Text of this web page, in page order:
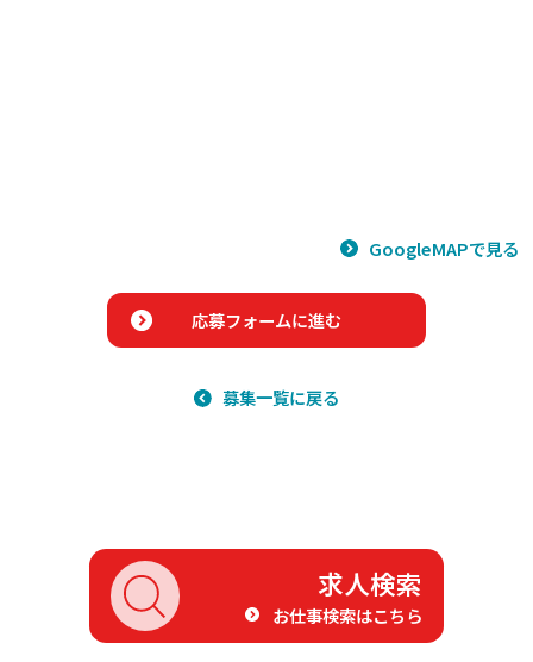
GoogleMAPで見る
応募フォームに進む
募集一覧に戻る
求人検索
お仕事検索はこちら